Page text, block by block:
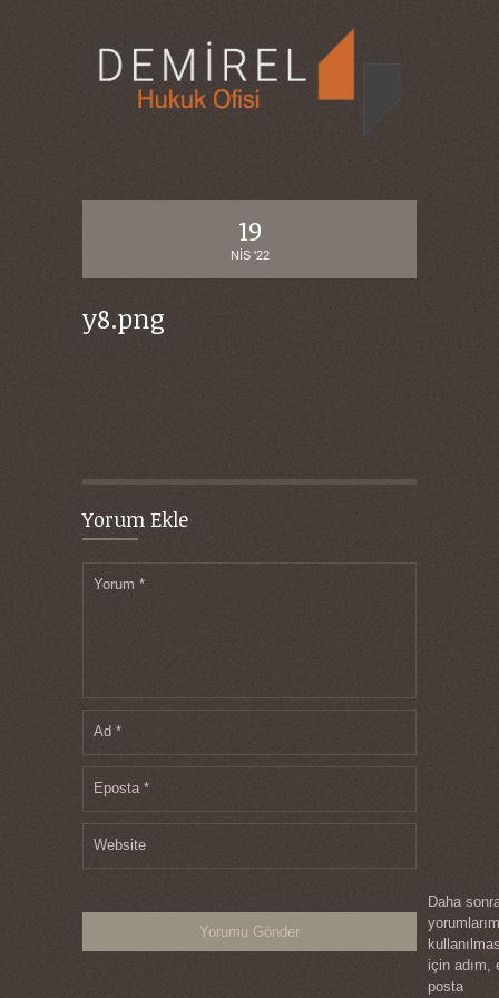
19
NIS '22
y8.png
Yorum Ekle
Yorum *
Ad *
Eposta *
Website
Daha
için adım,
posta